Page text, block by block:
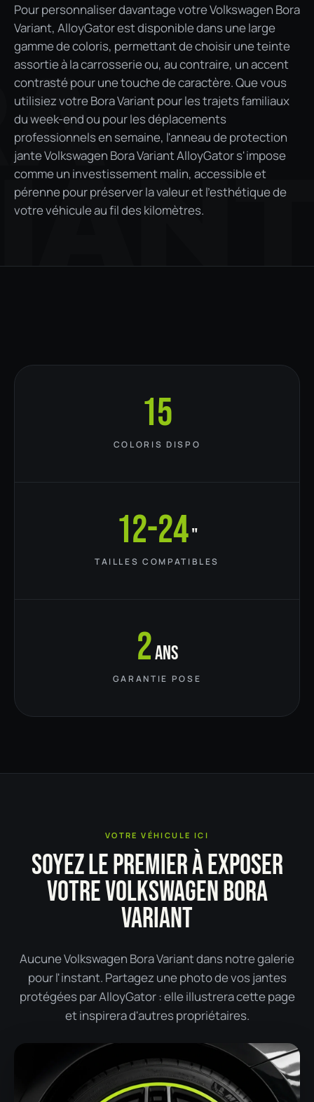
Pour personnaliser davantage votre Volkswagen Bora
Variant, AlloyGator est disponible dans une large
gamme de coloris, permettant de choisir une teinte
assortie à la carrosserie ou, au contraire, un accent
contrasté pour une touche de caractère. Que vous
utilisiez votre Bora Variant pour les trajets familiaux
du week-end ou pour les déplacements
professionnels en semaine, l'anneau de protection
jante Volkswagen Bora Variant AlloyGator s'impose
comme un investissement malin, accessible et
pérenne pour préserver la valeur et l'esthétique de
votre véhicule au fil des kilomètres.
15
COLORIS DISPO
12-24"
TAILLES COMPATIBLES
2ans
GARANTIE POSE
VOTRE VÉHICULE ICI
SOYEZ LE PREMIER À EXPOSER
VOTRE VOLKSWAGEN BORA
VARIANT
Aucune Volkswagen Bora Variant dans notre galerie
pour l'instant. Partagez une photo de vos jantes
protégées par AlloyGator : elle illustrera cette page
et inspirera d'autres propriétaires.